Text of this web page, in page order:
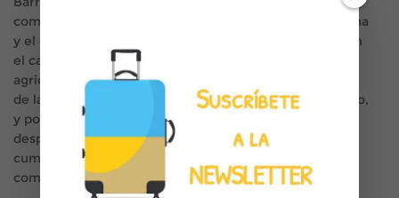
como suele suceder en estos casos, la actividad humana
y el cambio climático están detrás de esta situación. En
el caso de la mariposa de las alas azules, por la
agricultura extensiva y la ampliación del uso deportivo
de la estación de esquí más allá del invierno por un lado,
y por el aumento de las temperaturas que están
desplazando especies de mariposas que vivían en las
cumbres más bajas a las altas, lo que genera una
competición entre ellas por el alimento.